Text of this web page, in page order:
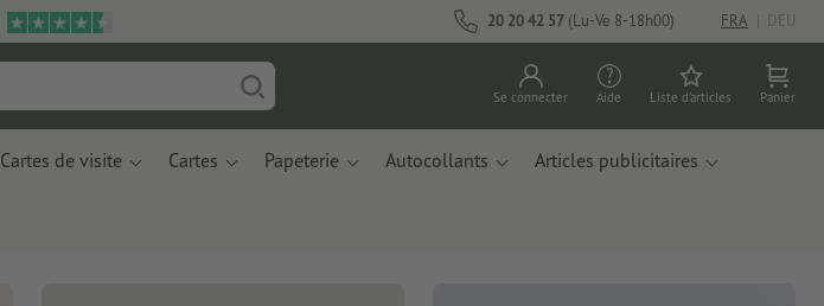
20 20 42 57 (Lu-Ve 8-18h00) FRA | DEU
Se connecter Aide Liste d'articles Panier
Cartes de visite Cartes Papeterie Autocollants Articles publicitaires